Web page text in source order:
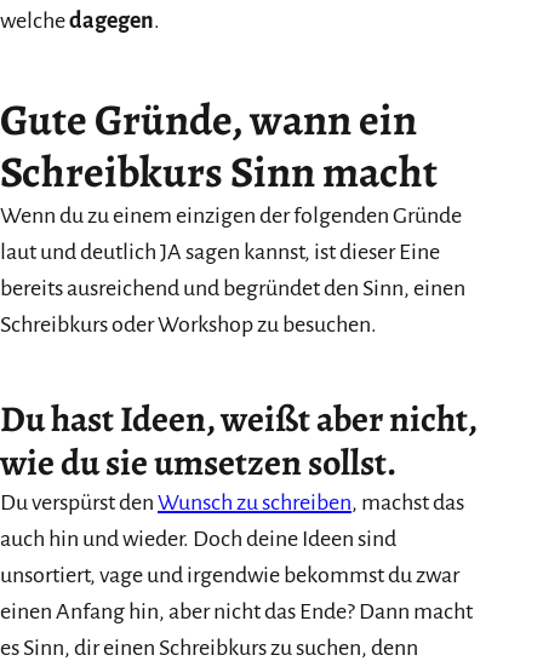
welchedagegen.
Gute Gründe, wann ein
Schreibkurs Sinn macht
Wenn du zu einem einzigen der folgenden Gründe
laut und deutlich JA sagen kannst, ist dieser Eine
bereits ausreichend und begründet den Sinn, einen
Schreibkurs oder Workshop zu besuchen.
Du hast Ideen, weißt aber nicht,
wie du sie umsetzen sollst.
Du verspürst den Wunsch zu schreiben, machst das
auch hin und wieder. Doch deine Ideen sind
unsortiert, vage und irgendwie bekommst du zwar
einen Anfang hin, aber nicht das Ende? Dann macht
es Sinn, dir einen Schreibkurs zu suchen, denn